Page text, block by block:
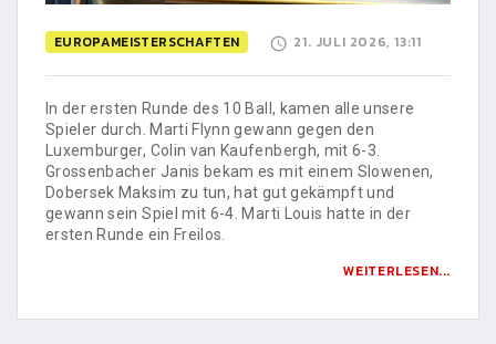
EUROPAMEISTERSCHAFTEN 21. JULI 2026, 13:11
In der ersten Runde des 10 Ball, kamen alle unsere
Spieler durch. Marti Flynn gewann gegen den
Luxemburger, Colin van Kaufenbergh, mit 6-3.
Grossenbacher Janis bekam es mit einem Slowenen,
Dobersek Maksim zu tun, hat gut gekämpft und
gewann sein Spiel mit 6-4. Marti Louis hatte in der
ersten Runde ein Freilos.
WEITERLESEN...